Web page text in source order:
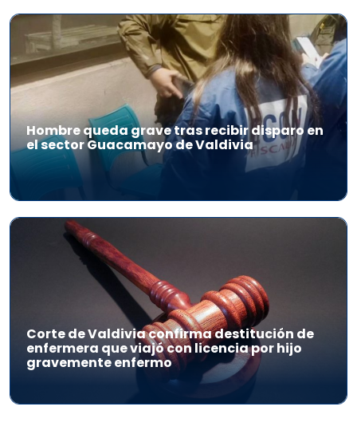
Hombre queda grave tras recibir disparo en
el sector Guacamayo de Valdivia
Corte de Valdivia confirma destitución de
enfermera que viajó con licencia por hijo
gravemente enfermo